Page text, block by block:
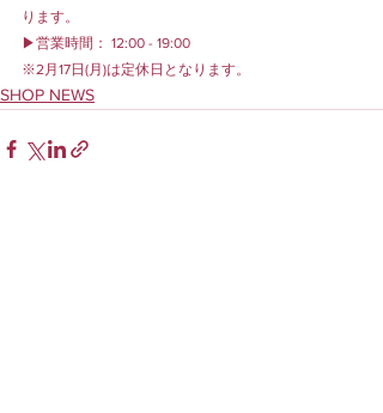
ります。
▶営業時間： 12:00 - 19:00
※2月17日(月)は定休日となります。
SHOP NEWS